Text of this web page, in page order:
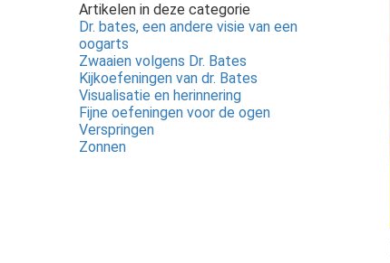
Artikelen in deze categorie
Dr. bates, een andere visie van een
oogarts
Zwaaien volgens Dr. Bates
Kijkoefeningen van dr. Bates
Visualisatie en herinnering
Fijne oefeningen voor de ogen
Verspringen
Zonnen